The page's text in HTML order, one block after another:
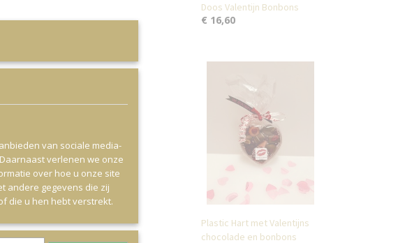
Doos Valentijn Bonbons
€ 16,60
Plastic Hart met Valentijns
chocolade en bonbons
van sociale media-
verlenen we onze
over hoe u onze site
andere gegevens die zij
die u hen hebt verstrekt.